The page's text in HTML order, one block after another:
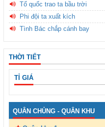
Tổ quốc trao ta bầu trời
Phi đội ta xuất kích
Tình Bác chắp cánh bay
THỜI TIẾT
TỈ GIÁ
QUÂN CHỦNG - QUÂN KHU